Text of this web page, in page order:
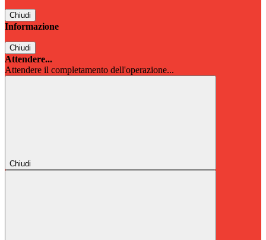
Chiudi
Informazione
Chiudi
Attendere...
Attendere il completamento dell'operazione...
Chiudi